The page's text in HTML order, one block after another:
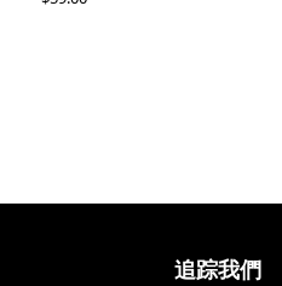
追踪我們